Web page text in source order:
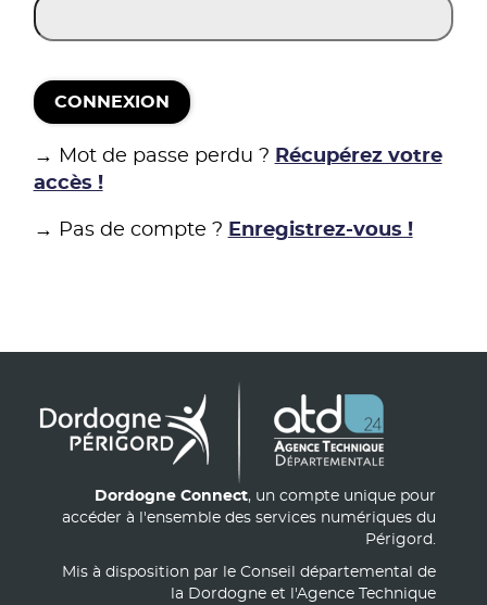
CONNEXION
→ Mot de passe perdu ? Récupérez votre
accès !
→ Pas de compte ? Enregistrez-vous !
Dordogne Connect, un compte unique pour
accéder à l'ensemble des services numériques du
Périgord.
Mis à disposition par le Conseil départemental de
la Dordogne et l'Agence Technique